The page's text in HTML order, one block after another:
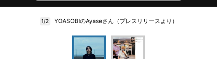
1/2 YOASOBIのAyaseさん（プレスリリースより）